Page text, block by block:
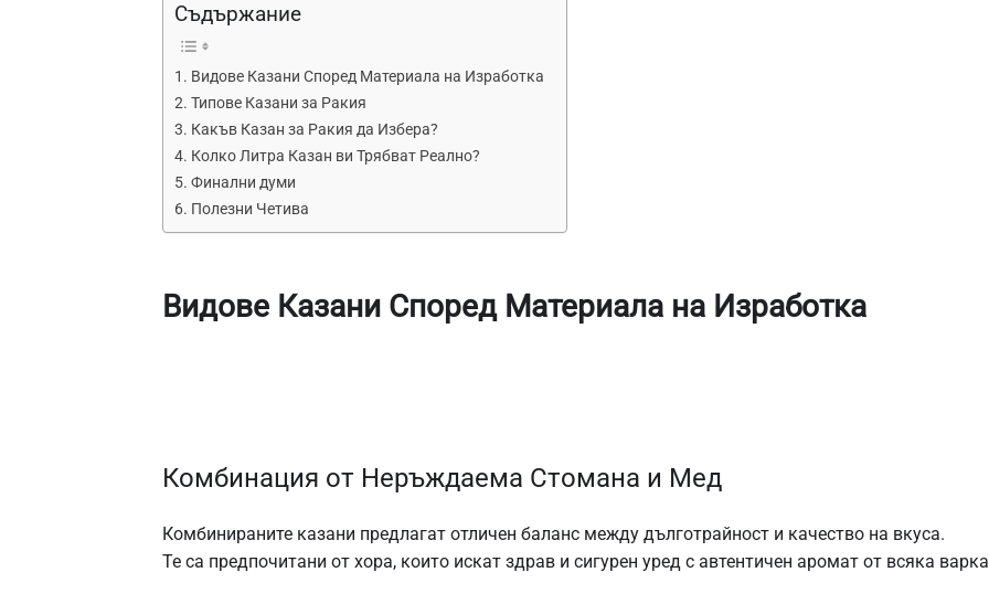
Съдържание
Видове Казани Според Материала на Изработка
Типове Казани за Ракия
Какъв Казан за Ракия да Избера?
Колко Литра Казан ви Трябват Реално?
Финални думи
Полезни Четива
Видове Казани Според Материала на Изработка
Комбинация от Неръждаема Стомана и Мед
Комбинираните казани предлагат отличен баланс между дълготрайност и качество на вкуса.
Те са предпочитани от хора, които искат здрав и сигурен уред с автентичен аромат от всяка